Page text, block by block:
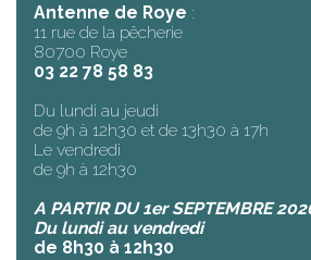
Antenne de Roye :
11 rue de la pêcherie
80700 Roye
03 22 78 58 83
Du lundi au jeudi
de 9h à 12h30 et de 13h30 à 17h
Le vendredi
de 9h à 12h30
A PARTIR DU 1er SEPTEMBRE
Du lundi au vendredi
de 8h30 à 12h30